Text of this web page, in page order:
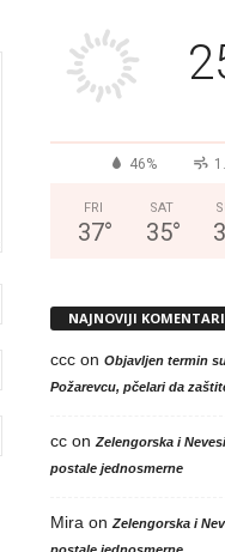
46%
FRI
37°
SAT
35°
NAJNOVIJI KOMENTARI
cccon Objavljen termin
Požarevcu, pčelari da
ccon Zelengorska i
postale jednosmerne
Mira on Zelengorska i